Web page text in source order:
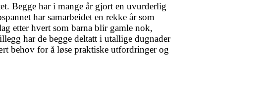
Begge har i mange år gjort en uvurderlig
har samarbeidet en rekke år som
etter hvert som barna blir gamle nok,
har de begge deltatt i utallige dugnader
behov for å løse praktiske utfordringer og